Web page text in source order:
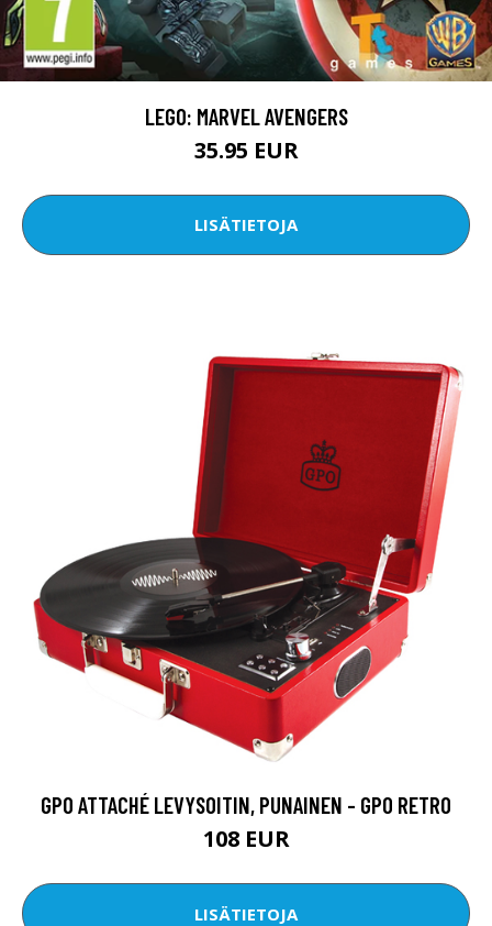
LEGO: MARVEL AVENGERS
35.95 EUR
LISÄTIETOJA
GPO ATTACHÉ LEVYSOITIN, PUNAINEN - GPO RETRO
108 EUR
LISÄTIETOJA